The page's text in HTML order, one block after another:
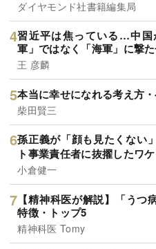
ダイヤモンド社書籍編集局
習近平は焦っている…中国
軍」ではなく「海軍」に撃
王 彦麟
本当に幸せになれる考え方
柴田賢三
孫正義が「顔も見たくない
ト事業責任者に抜擢したワケ
小倉健一
【精神科医が解説】「う
特徴・トップ5
精神科医 Tomy